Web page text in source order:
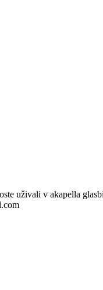
uživali v akapella